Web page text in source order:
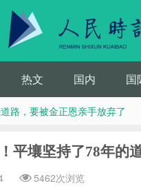
热文 国内 国
路，要被金正恩亲手放弃了
平壤坚持了78年的
5462次浏览